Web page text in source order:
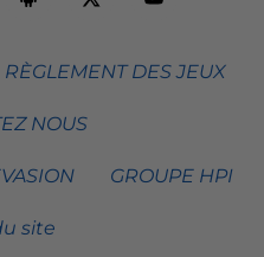
RÈGLEMENT DES JEUX
NOUS
GROUPE HPI
site